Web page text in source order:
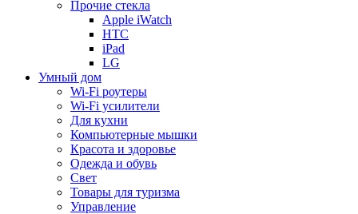
Прочие стекла
Apple iWatch
HTC
iPad
LG
Умный дом
Wi-Fi роутеры
Wi-Fi усилители
Для кухни
Компьютерные мышки
Красота и здоровье
Одежда и обувь
Свет
Товары для туризма
Управление